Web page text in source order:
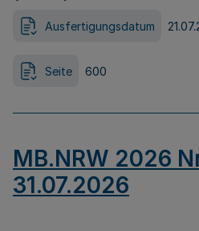
Ausfertigungsdatum
Seite 600
MB.NRW 2026
31.07.2026